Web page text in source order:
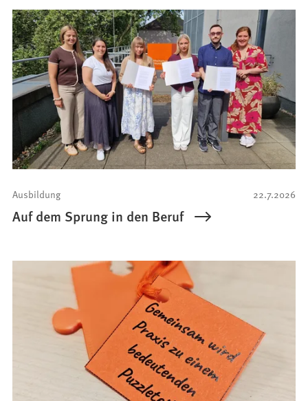
22.7.2026
Ausbildung
Auf dem Sprung in den Beruf